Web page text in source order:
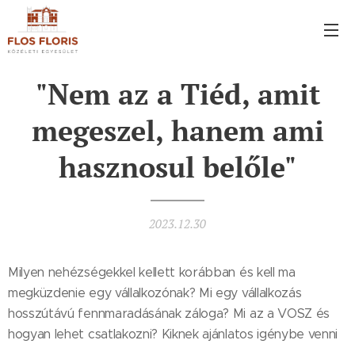
"Nem az a Tiéd, amit
megeszel, hanem ami
hasznosul belőle"
2023.12.30
Milyen nehézségekkel kellett korábban és kell ma
megküzdenie egy vállalkozónak? Mi egy vállalkozás
hosszútávú fennmaradásának záloga? Mi az a VOSZ és
hogyan lehet csatlakozni? Kiknek ajánlatos igénybe venni